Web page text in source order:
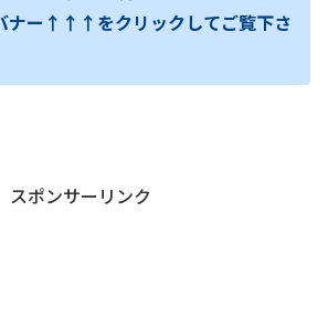
ナー↑↑↑をクリックしてご覧下さ
スポンサーリンク